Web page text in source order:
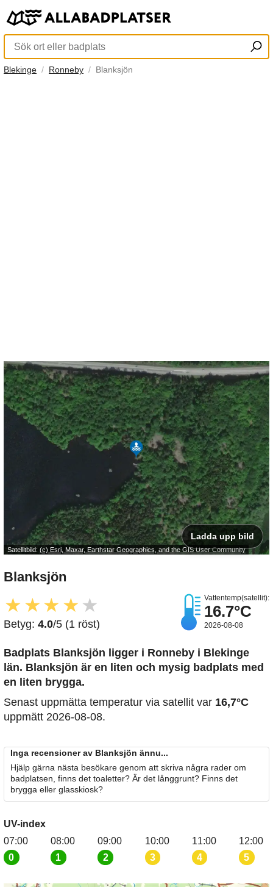
Blekinge Ronneby Blanksjön
Satellitbild: (c) Esri, Maxar, Earthstar Geographics, and the GIS User Community
Ladda upp bild
Blanksjön
★ ★★ ★ ★
Betyg: 4.0/5 (1 röst)
Vattentemp(satellit):
16.7°C
2026-08-08
Badplats Blanksjön ligger i Ronneby i Blekinge
län. Blanksjön är en liten och mysig badplats med
en liten brygga.
Senast uppmätta temperatur via satellit var 16,7°C
uppmätt 2026-08-08.
Inga recensioner av Blanksjön ännu...
Hjälp gärna nästa besökare genom att skriva några rader om
badplatsen, finns det toaletter? Är det långgrunt? Finns det
brygga eller glasskiosk?
UV-index
07:00
0
08:00
1
09:00
2
10:00
3
11:00
4
12:00
5